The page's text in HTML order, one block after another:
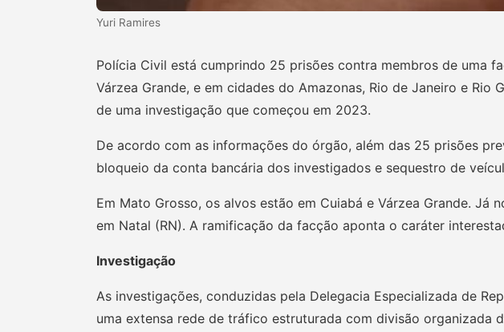
Yuri Ramires
Polícia Civil está cumprindo 25 prisões contra membros de uma
Várzea Grande, e em cidades do Amazonas, Rio de Janeiro e
de uma investigação que começou em 2023.
De acordo com as informações do órgão, além das 25 prisões
bloqueio da conta bancária dos investigados e sequestro de
Em Mato Grosso, os alvos estão em Cuiabá e Várzea Grande. Já
em Natal (RN). A ramificação da facção aponta o caráter
Investigação
As investigações, conduzidas pela Delegacia Especializada de
uma extensa rede de tráfico estruturada com divisão organizada